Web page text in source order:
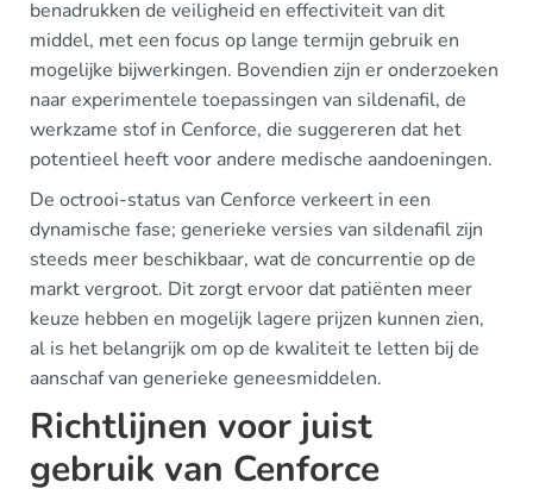
benadrukken de veiligheid en effectiviteit van dit
middel, met een focus op lange termijn gebruik en
mogelijke bijwerkingen. Bovendien zijn er onderzoeken
naar experimentele toepassingen van sildenafil, de
werkzame stof in Cenforce, die suggereren dat het
potentieel heeft voor andere medische aandoeningen.
De octrooi-status van Cenforce verkeert in een
dynamische fase; generieke versies van sildenafil zijn
steeds meer beschikbaar, wat de concurrentie op de
markt vergroot. Dit zorgt ervoor dat patiënten meer
keuze hebben en mogelijk lagere prijzen kunnen zien,
al is het belangrijk om op de kwaliteit te letten bij de
aanschaf van generieke geneesmiddelen.
Richtlijnen voor juist
gebruik van Cenforce